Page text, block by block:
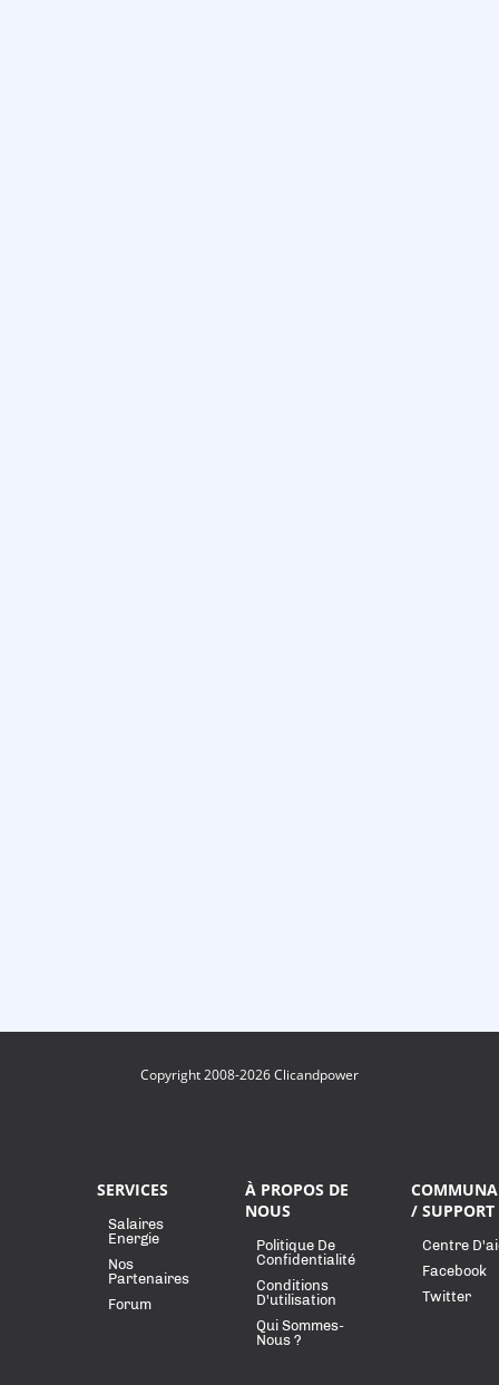
Copyright 2008-2026 Clicandpower
SERVICES
Salaires
Energie
Nos
Partenaires
Forum
À PROPOS DE
NOUS
Politique De
Confidentialité
Conditions
D'utilisation
Qui Sommes-
Nous ?
/ SUPPORT
Centre
Facebook
Twitter